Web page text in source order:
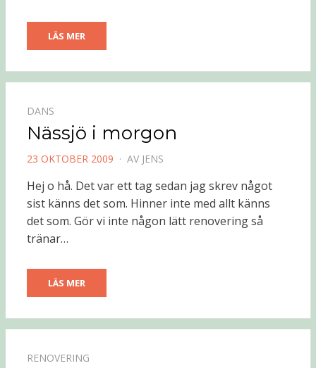
LÄS MER
DANS
Nässjö i morgon
PUBLICERAD
23 OKTOBER 2009 AV JENS
Hej o hå. Det var ett tag sedan jag skrev något
sist känns det som. Hinner inte med allt känns
det som. Gör vi inte någon lätt renovering så
tränar…
LÄS MER
RENOVERING